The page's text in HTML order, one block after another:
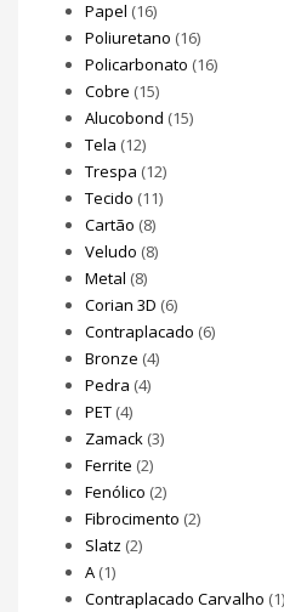
Papel (16)
Poliuretano (16)
Policarbonato (16)
Cobre (15)
Alucobond (15)
Tela (12)
Trespa (12)
Tecido (11)
Cartão (8)
Veludo (8)
Metal (8)
Corian 3D (6)
Contraplacado (6)
Bronze (4)
Pedra (4)
PET (4)
Zamack (3)
Ferrite (2)
Fenólico (2)
Fibrocimento (2)
Slatz (2)
A (1)
Contraplacado Carvalho (1)